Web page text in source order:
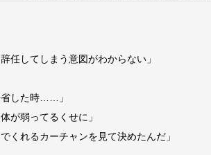
任してしまう意図がわからない」
した時……」
が弱ってるくせに」
くれるカーチャンを見て決めたんだ」